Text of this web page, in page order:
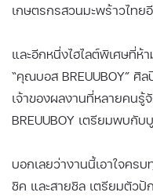
เกษตรกรสวนมะพร้าวไทย
และอีกหนึ่งไฮไลต์พิเศษที่
“คุณบอส BREUUBOY” ศิ
เจ้าของผลงานที่หลายคน
BREUUBOY เตรียมพบกั
บอกเลยว่างานนี้เอาใจคร
ชิค และสายชิล เตรียมตัว